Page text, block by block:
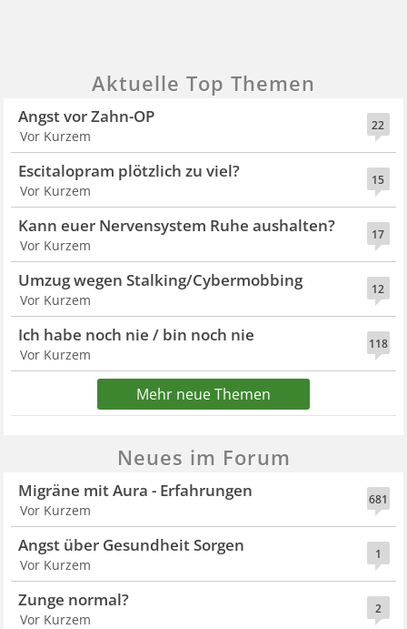
Aktuelle Top Themen
22
Angst vor Zahn-OP
Vor Kurzem
15
Escitalopram plötzlich zu viel?
Vor Kurzem
17
Kann euer Nervensystem Ruhe aushalten?
Vor Kurzem
12
Umzug wegen Stalking/Cybermobbing
Vor Kurzem
118
Ich habe noch nie / bin noch nie
Vor Kurzem
Mehr neue Themen
Neues im Forum
681
Migräne mit Aura - Erfahrungen
Vor Kurzem
1
Angst über Gesundheit Sorgen
Vor Kurzem
2
Zunge normal?
Vor Kurzem